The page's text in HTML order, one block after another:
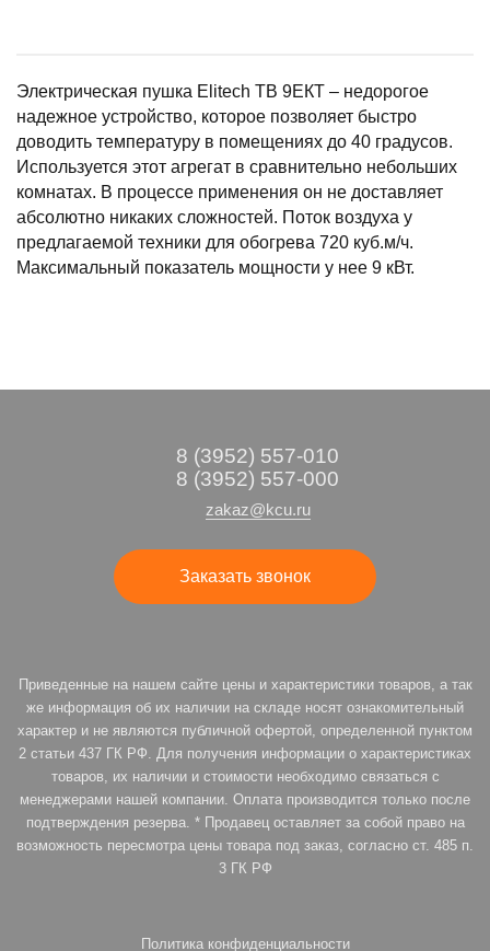
Электрическая пушка Elitech ТВ 9ЕКТ – недорогое
надежное устройство, которое позволяет быстро
доводить температуру в помещениях до 40 градусов.
Используется этот агрегат в сравнительно небольших
комнатах. В процессе применения он не доставляет
абсолютно никаких сложностей. Поток воздуха у
предлагаемой техники для обогрева 720 куб.м/ч.
Максимальный показатель мощности у нее 9 кВт.
8 (3952) 557-010
8 (3952) 557-000
zakaz@kcu.ru
Заказать звонок
Приведенные на нашем сайте цены и характеристики товаров, а так
же информация об их наличии на складе носят ознакомительный
характер и не являются публичной офертой, определенной пунктом
2 статьи 437 ГК РФ. Для получения информации о характеристиках
товаров, их наличии и стоимости необходимо связаться с
менеджерами нашей компании. Оплата производится только после
подтверждения резерва. * Продавец оставляет за собой право на
возможность пересмотра цены товара под заказ, согласно ст. 485 п.
3 ГК РФ
Политика конфиденциальности